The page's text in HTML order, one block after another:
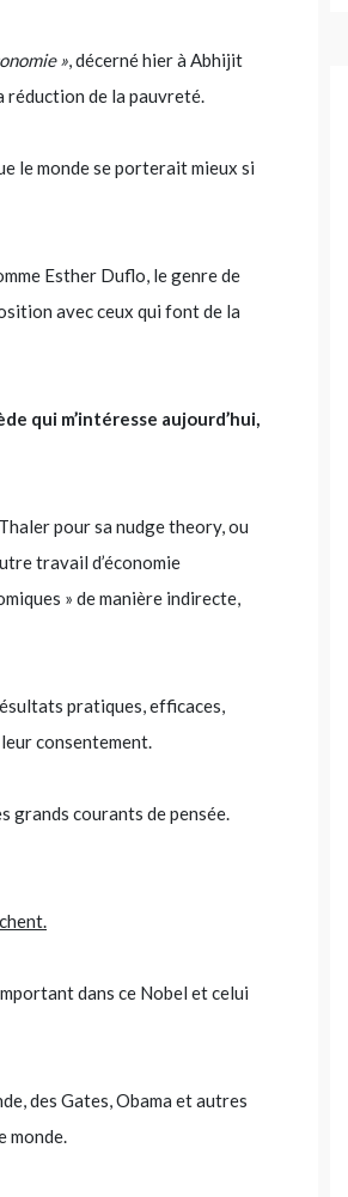
», décerné hier à Abhijit
réduction de la pauvreté.
le monde se porterait mieux si
Esther Duflo, le genre de
avec ceux qui font de la
qui m’intéresse aujourd’hui,
pour sa nudge theory, ou
travail d’économie
» de manière indirecte,
pratiques, efficaces,
consentement.
grands courants de pensée.
dans ce Nobel et celui
des Gates, Obama et autres
monde.